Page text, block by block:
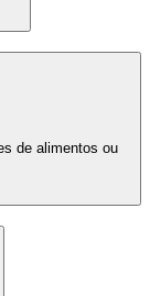
de alimentos ou